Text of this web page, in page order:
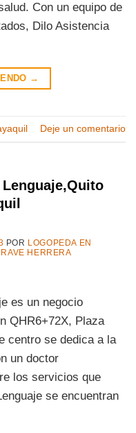
Con un equipo de
Dilo Asistencia
→
Deje un comentario
Lenguaje,Quito
POR LOGOPEDA EN
HERRERA
es un negocio
QHR6+72X, Plaza
centro se dedica a la
un doctor
los servicios que
se encuentran